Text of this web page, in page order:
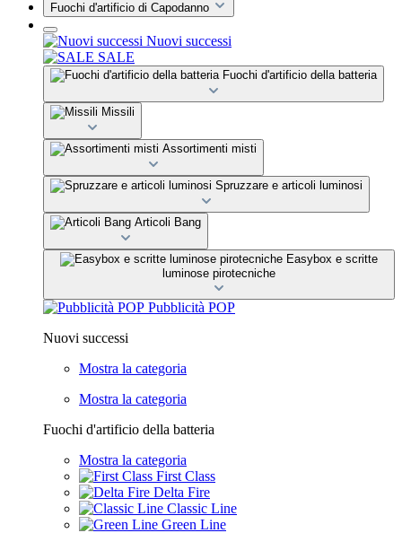
Fuochi d'artificio di Capodanno
Nuovi successi
SALE
Fuochi d'artificio della batteria
Missili
Assortimenti misti
Spruzzare e articoli luminosi
Articoli Bang
Easybox e scritte
luminose pirotecniche
Pubblicità POP
Nuovi successi
Mostra la categoria
Mostra la categoria
Fuochi d'artificio della batteria
Mostra la categoria
First Class
Delta Fire
Classic Line
Green Line